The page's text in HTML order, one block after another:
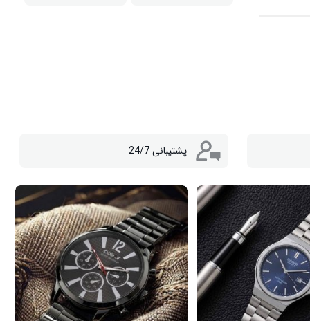
پشتیبانی 24/7